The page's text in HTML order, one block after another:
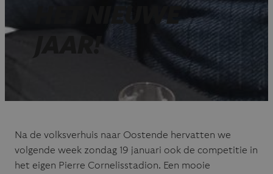
HET NIEUWE
JAAR!
Na de volksverhuis naar Oostende hervatten we
volgende week zondag 19 januari ook de competitie in
het eigen Pierre Cornelisstadion. Een mooie